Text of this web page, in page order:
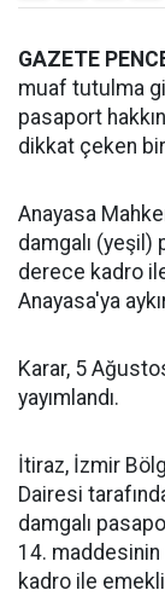
GAZETE
muaf tutulma
pasaport
dikkat çeken
Anayasa
damgalı
derece kadro
Anayasa'ya
Karar, 5
yayımlandı.
İtiraz, İzmir
Dairesi
damgalı
14. maddesinin
kadro ile